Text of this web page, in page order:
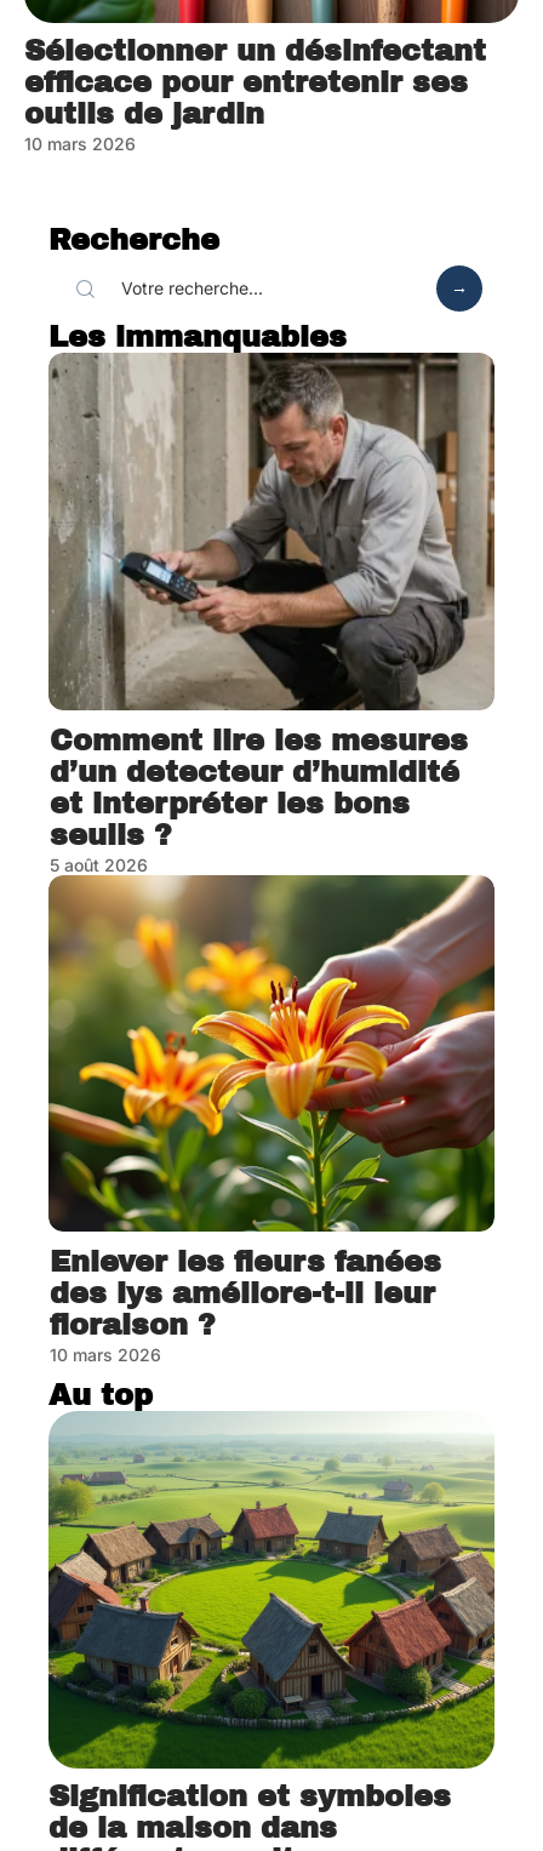
Sélectionner un désinfectant
efficace pour entretenir ses
outils de jardin
10 mars 2026
Recherche
Les immanquables
Comment lire les mesures
d’un detecteur d’humidité
et interpréter les bons
seuils ?
5 août 2026
Enlever les fleurs fanées
des lys améliore-t-il leur
floraison ?
10 mars 2026
Au top
Signification et symboles
de la maison dans